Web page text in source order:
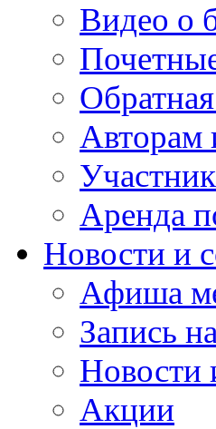
Видео о
Авторам
Аренда
Новости и
Афиша
Запись
Новости
Акции